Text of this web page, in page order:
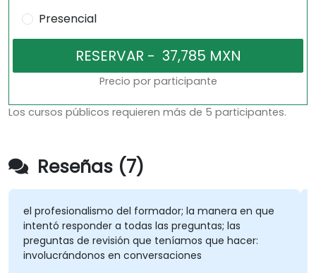
Presencial
Precio por participante
Los cursos públicos requieren más de 5 participantes.
Reseñas (7)
el profesionalismo del formador; la manera en que
intentó responder a todas las preguntas; las
preguntas de revisión que teníamos que hacer:
involucrándonos en conversaciones